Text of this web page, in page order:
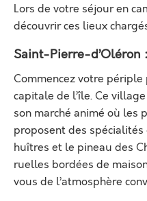
Lors de votre séjour en
découvrir ces lieux
Saint-Pierre-d’Oléron
Commencez votre
capitale de l’île. Ce
son marché animé où les
proposent des
huîtres et le pineau des
ruelles bordées de
vous de l’atmosphère